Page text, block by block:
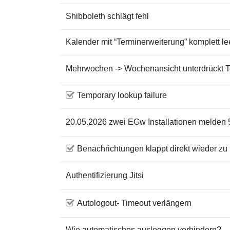
Shibboleth schlägt fehl
Kalender mit “Terminerweiterung” komplett
Mehrwochen -> Wochenansicht unterdrückt
Temporary lookup failure
20.05.2026 zwei EGw Installationen melden
Benachrichtungen klappt direkt wieder zu
Authentifizierung Jitsi
Autologout- Timeout verlängern